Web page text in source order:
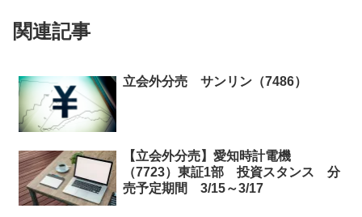
関連記事
立会外分売 サンリン（7486）
【立会外分売】愛知時計電機
（7723）東証1部 投資スタンス 分
売予定期間 3/15～3/17